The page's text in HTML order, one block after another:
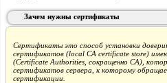
Зачем нужны сертификаты
Сертификаты это способ установки
сертификатов (local CA certificate store)
(Certificate Authorities, сокращенно CA),
сертификатов сервера, к которому
сертификации.